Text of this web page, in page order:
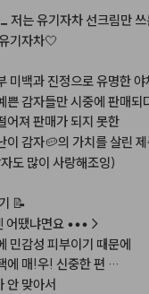
저는유기자차 선크림만
기자차🤍
미백과 진정으로유명한야
쁜 감자들만시중에 판매되
어져 판매가되지 못한
이 감자🥔의 가치를 살린
도 많이 사랑해조잉)
📝
어땠냐면요 ••• >
민감성 피부이기 때문에
에 매!우! 신중한편 …
안 맞아서